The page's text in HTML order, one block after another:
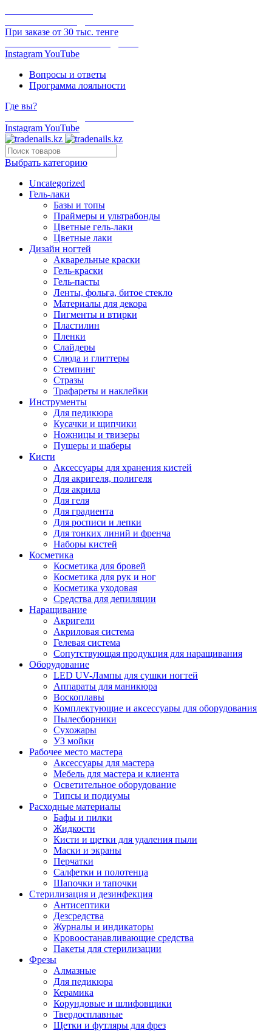
При заказе от 30 тыс. тенге
InstagramYouTube
Вопросы и ответы
Программа лояльности
Где вы?
InstagramYouTube
Выбрать категорию
Uncategorized
Гель-лаки
Базы и топы
Праймеры и ультрабонды
Цветные гель-лаки
Цветные лаки
Дизайн ногтей
Акварельные краски
Гель-краски
Гель-пасты
Ленты, фольга, битое стекло
Материалы для декора
Пигменты и втирки
Пластилин
Пленки
Слайдеры
Слюда и глиттеры
Стемпинг
Стразы
Трафареты и наклейки
Инструменты
Для педикюра
Кусачки и щипчики
Ножницы и твизеры
Пушеры и шаберы
Кисти
Аксессуары для хранения кистей
Для акригеля, полигеля
Для акрила
Для геля
Для градиента
Для росписи и лепки
Для тонких линий и френча
Наборы кистей
Косметика
Косметика для бровей
Косметика для рук и ног
Косметика уходовая
Средства для депиляции
Наращивание
Акригели
Акриловая система
Гелевая система
Сопутствующая продукция для наращивания
Оборудование
LED UV-Лампы для сушки ногтей
Аппараты для маникюра
Воскоплавы
Комплектующие и аксессуары для оборудования
Пылесборники
Сухожары
УЗ мойки
Рабочее место мастера
Аксессуары для мастера
Мебель для мастера и клиента
Осветительное оборудование
Типсы и подиумы
Расходные материалы
Бафы и пилки
Жидкости
Кисти и щетки для удаления пыли
Маски и экраны
Перчатки
Салфетки и полотенца
Шапочки и тапочки
Стерилизация и дезинфекция
Антисептики
Дезсредства
Журналы и индикаторы
Кровоостанавливающие средства
Пакеты для стерилизации
Фрезы
Алмазные
Для педикюра
Керамика
Корундовые и шлифовщики
Твердосплавные
Щетки и футляры для фрез